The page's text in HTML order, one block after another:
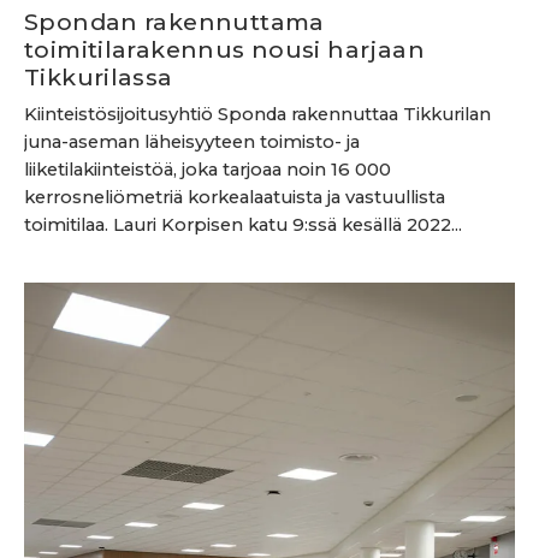
Spondan rakennuttama
toimitilarakennus nousi harjaan
Tikkurilassa
Kiinteistösijoitusyhtiö Sponda rakennuttaa Tikkurilan
juna-aseman läheisyyteen toimisto- ja
liiketilakiinteistöä, joka tarjoaa noin 16 000
kerrosneliömetriä korkealaatuista ja vastuullista
toimitilaa. Lauri Korpisen katu 9:ssä kesällä 2022...